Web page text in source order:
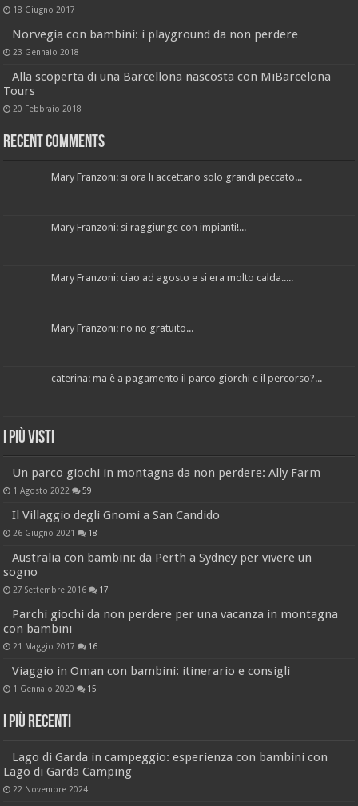
18 Giugno 2017
Norvegia con bambini: i playground da non perdere
23 Gennaio 2018
Alla scoperta di una Barcellona nascosta con MiBarcelona
Tours
20 Febbraio 2018
Recent Comments
Mary Franzoni: si ora li accettano solo grandi peccato...
Mary Franzoni: si raggiunge con impianti!...
Mary Franzoni: ciao ad agosto e si era molto calda.....
Mary Franzoni: no no gratuito...
caterina: ma è a pagamento il parco giorchi e il percorso?...
I più visti
Un parco giochi in montagna da non perdere: Ally Farm
1 Agosto 2022 59
Il Villaggio degli Gnomi a San Candido
26 Giugno 2021 18
Australia con bambini: da Perth a Sydney per vivere un
sogno
27 Settembre 2016 17
Parchi giochi da non perdere per una vacanza in montagna
con bambini
21 Maggio 2017 16
Viaggio in Oman con bambini: itinerario e consigli
1 Gennaio 2020 15
I più recenti
Lago di Garda in campeggio: esperienza con bambini con
Lago di Garda Camping
22 Novembre 2024